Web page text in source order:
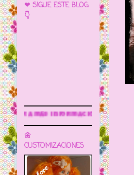
❤ SIGUE ESTE BLOG
👇
🌼
CUSTOMIZACIONES